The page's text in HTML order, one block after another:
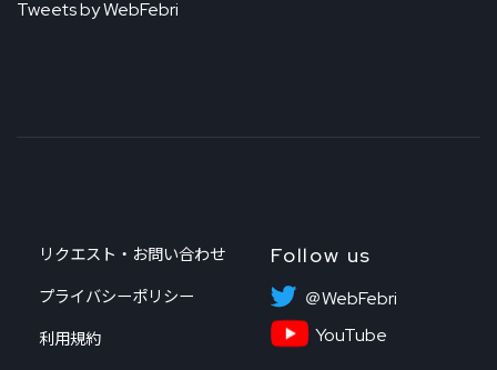
Tweets by WebFebri
リクエスト・お問い合わせ
プライバシーポリシー
利用規約
Follow us
＠WebFebri
YouTube